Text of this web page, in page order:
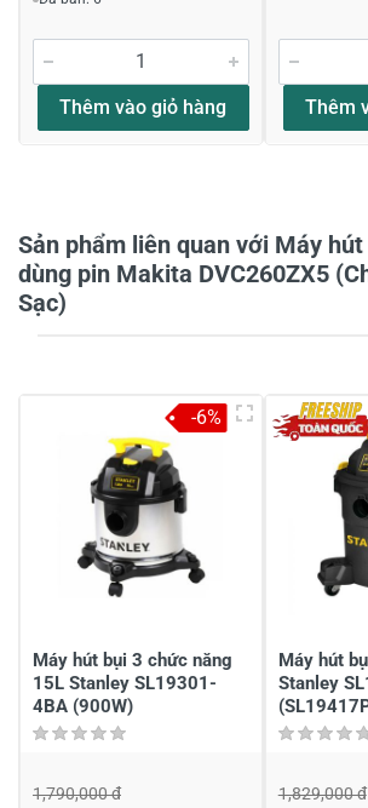
Thêm vào giỏ hàng Thêm
Sản phẩm liên quan với Máy
dùng pin Makita DVC260ZX5
Sạc)
Máy hút bụi 3 chức năng
15L Stanley SL19301-
4BA (900W)
1,790,000 đ
-6%
Máy hút
Stanley
1,829,000 đ